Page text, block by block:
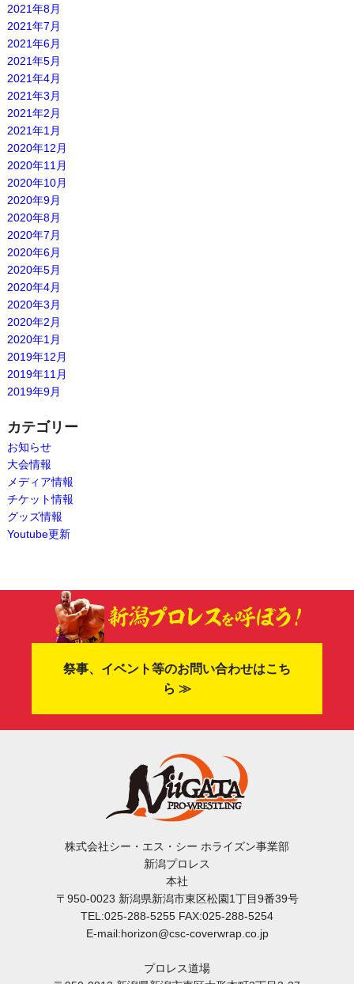
2021年8月
2021年7月
2021年6月
2021年5月
2021年4月
2021年3月
2021年2月
2021年1月
2020年12月
2020年11月
2020年10月
2020年9月
2020年8月
2020年7月
2020年6月
2020年5月
2020年4月
2020年3月
2020年2月
2020年1月
2019年12月
2019年11月
2019年9月
カテゴリー
お知らせ
大会情報
メディア情報
チケット情報
グッズ情報
Youtube更新
祭事、イベント等のお問い合わせはこち
ら ≫
株式会社シー・エス・シー ホライズン事業部
新潟プロレス
本社
〒950-0023 新潟県新潟市東区松園1丁目9番39号
TEL:025-288-5255 FAX:025-288-5254
E-mail:horizon@csc-coverwrap.co.jp
プロレス道場